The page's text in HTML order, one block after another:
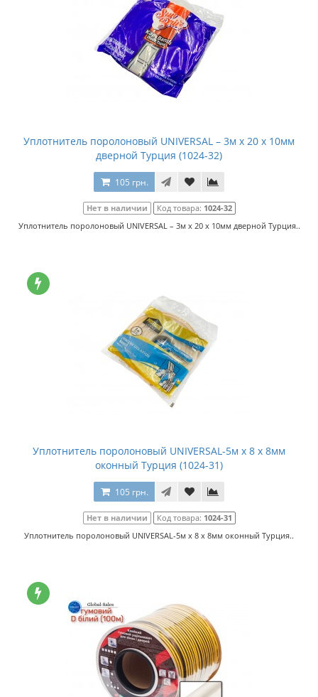
Уплотнитель поролоновый UNIVERSAL – 3м x 20 x 10мм
дверной Турция (1024-32)
105 грн.
Нет в наличии Код товара: 1024-32
Уплотнитель поролоновый UNIVERSAL – 3м x 20 x 10мм дверной Турция..
Уплотнитель поролоновый UNIVERSAL-5м x 8 x 8мм
оконный Турция (1024-31)
105 грн.
Нет в наличии Код товара: 1024-31
Уплотнитель поролоновый UNIVERSAL-5м x 8 x 8мм оконный Турция..